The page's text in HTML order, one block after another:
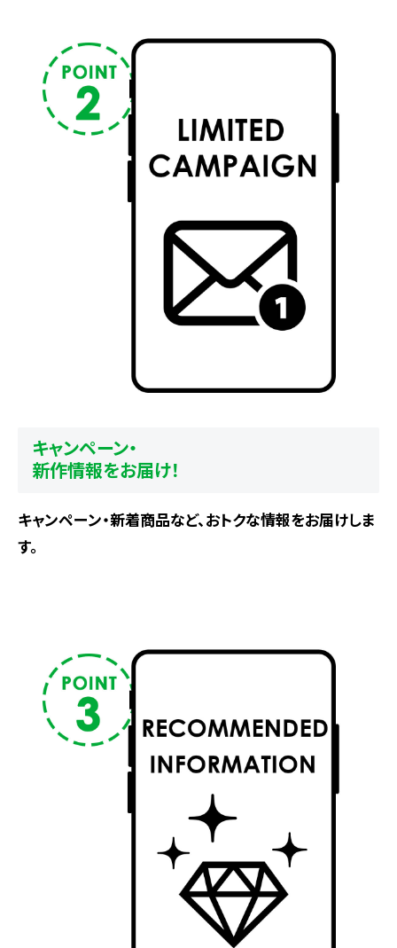
キャンペーン・
新作情報をお届け！
キャンペーン・新着商品など、おトクな情報をお届けしま
す。